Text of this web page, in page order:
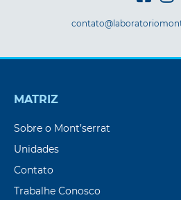
MATRIZ
Sobre o Mont’serrat
Unidades
Contato
Trabalhe Conosco